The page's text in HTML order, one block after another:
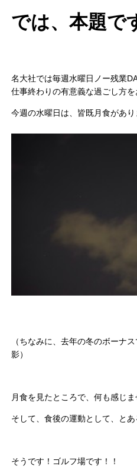
では、本題で
名大社では毎週水曜日ノー残業
仕事終わりの有意義な過ごし方
今週の水曜日は、皆既月食があり
（ちなみに、去年の冬のボーナ
影）
月食を見たところで、何も感じ
そして、食後の運動として、とあ
そうです！ゴルフ場です！！